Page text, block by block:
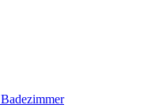
Badezimmer